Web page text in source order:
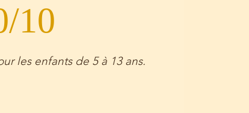
10
les enfants de 5 à 13 ans.